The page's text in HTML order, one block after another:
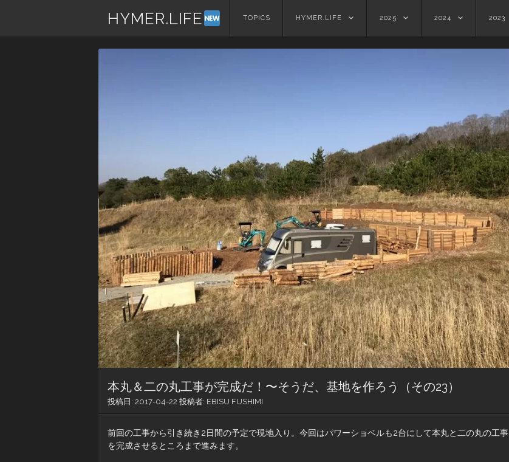
HYMER.LIFE
コ
TOPICS HYMER.LIFE 2025 2024 2023
本丸＆二の丸工事が完成だ！〜そうだ、基地を作ろう（その23）
投稿日: 2017-04-22 投稿者: EBISU FUSHIMI
前回の工事から引き続き2日間の予定で現地入り。今回はパワーショベルも2台にして本丸と二の丸の工事
を完成させるところまで進みます。